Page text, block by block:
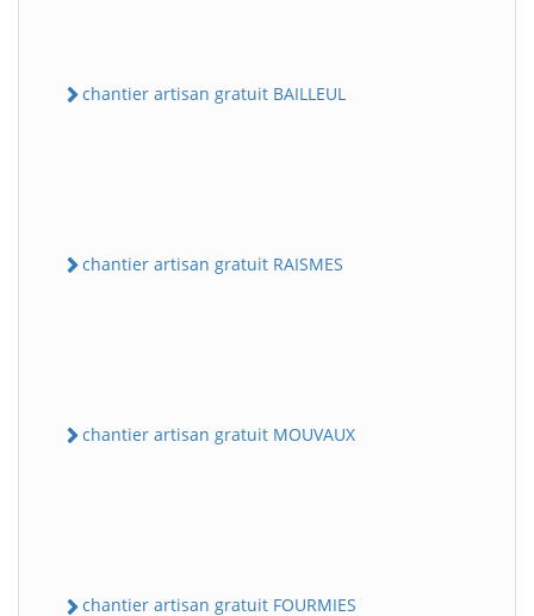
chantier artisan gratuit BAILLEUL
chantier artisan gratuit RAISMES
chantier artisan gratuit MOUVAUX
chantier artisan gratuit FOURMIES